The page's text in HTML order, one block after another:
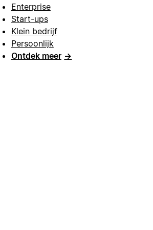
Enterprise
Start-ups
Klein bedrijf
Persoonlijk
Ontdek meer →